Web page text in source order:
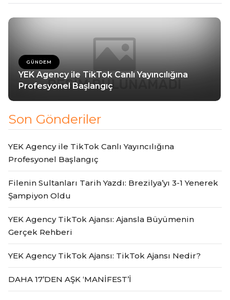
GÜNDEM
YEK Agency ile TikTok Canlı Yayıncılığına
Profesyonel Başlangıç
Son Gönderiler
YEK Agency ile TikTok Canlı Yayıncılığına
Profesyonel Başlangıç
Filenin Sultanları Tarih Yazdı: Brezilya’yı 3-1 Yenerek
Şampiyon Oldu
YEK Agency TikTok Ajansı: Ajansla Büyümenin
Gerçek Rehberi
YEK Agency TikTok Ajansı: TikTok Ajansı Nedir?
DAHA 17’DEN AŞK ‘MANİFEST’İ